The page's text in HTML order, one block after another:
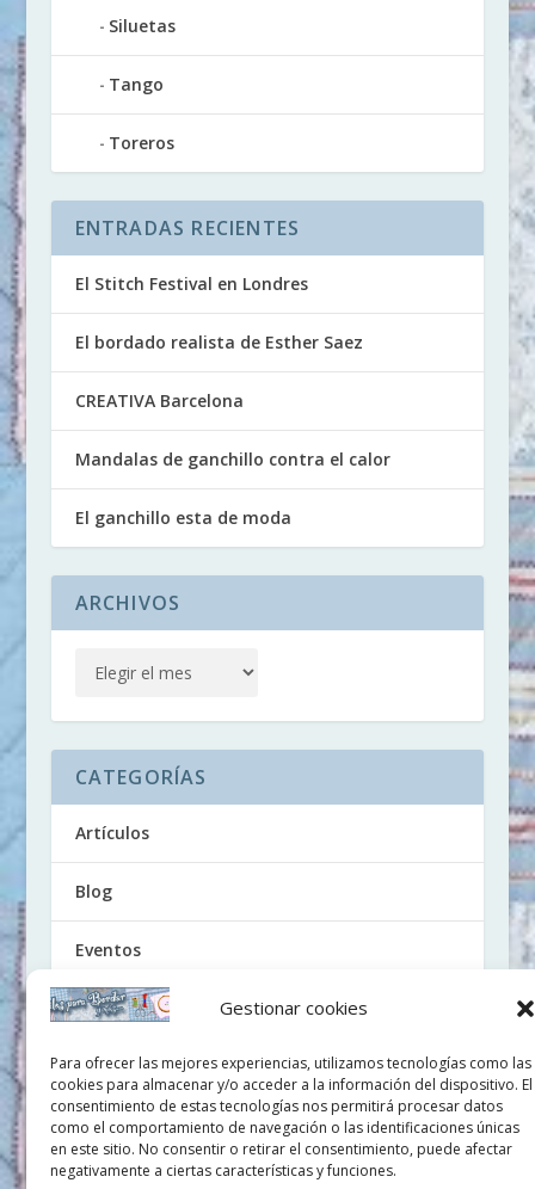
Gestionar cookies
Para ofrecer las mejores experiencias, utilizamos tecnologías como las
cookies para almacenar y/o acceder a la información del dispositivo. El
consentimiento de estas tecnologías nos permitirá procesar datos
como el comportamiento de navegación o las identificaciones únicas
en este sitio. No consentir o retirar el consentimiento, puede afectar
negativamente a ciertas características y funciones.
Siluetas
Tango
Toreros
ENTRADAS RECIENTES
El Stitch Festival en Londres
El bordado realista de Esther Saez
CREATIVA Barcelona
Mandalas de ganchillo contra el calor
El ganchillo esta de moda
ARCHIVOS
CATEGORÍAS
Artículos
Blog
Eventos
Noticias
Tutoriales
Uncategorized
Videos